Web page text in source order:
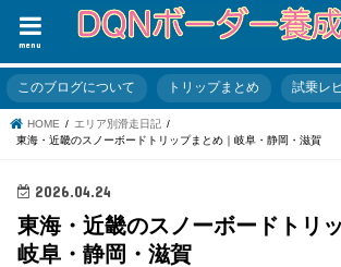
menu
このブログについて トリップまとめ 試乗レ
HOME
エリア別滑走日記
東海・近畿のスノーボードトリップまとめ｜岐阜・静岡・滋賀
2026.04.24
東海・近畿のスノーボードトリ
岐阜・静岡・滋賀